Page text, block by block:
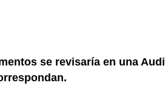
se revisaría en una